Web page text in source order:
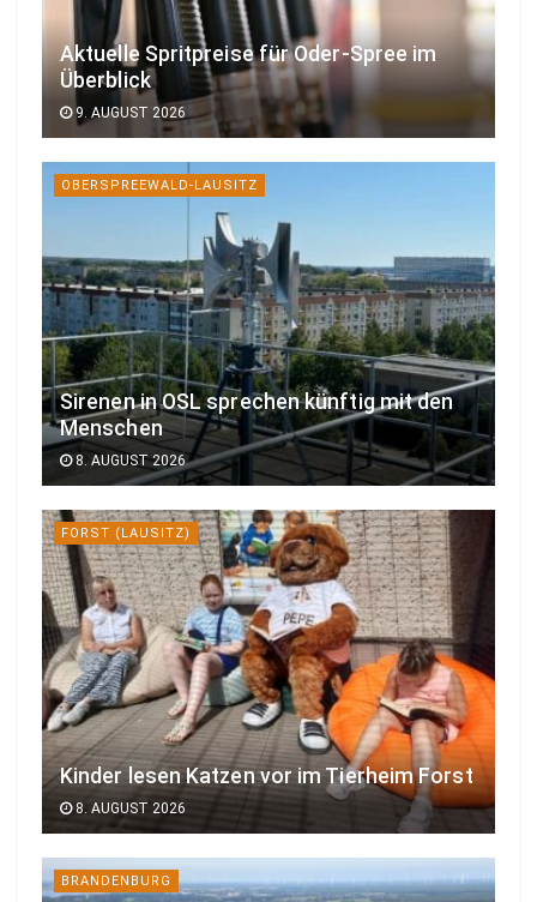
Aktuelle Spritpreise für Oder-Spree im
Überblick
9. AUGUST 2026
OBERSPREEWALD-LAUSITZ
Sirenen in OSL sprechen künftig mit den
Menschen
8. AUGUST 2026
FORST (LAUSITZ)
Kinder lesen Katzen vor im Tierheim Forst
8. AUGUST 2026
BRANDENBURG